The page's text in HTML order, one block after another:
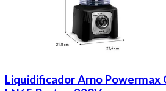
Liquidificador Arno